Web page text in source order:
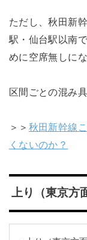
ただし、秋田新
駅・仙台駅以南
めに空席無しに
区間ごとの混み
＞＞ 秋田新幹線
くないのか？
上り（東京方